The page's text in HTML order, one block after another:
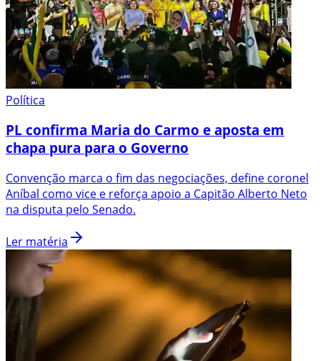
Política
PL confirma Maria do Carmo e aposta em
chapa pura para o Governo
Convenção marca o fim das negociações, define coronel
Aníbal como vice e reforça apoio a Capitão Alberto Neto
na disputa pelo Senado.
Ler matéria